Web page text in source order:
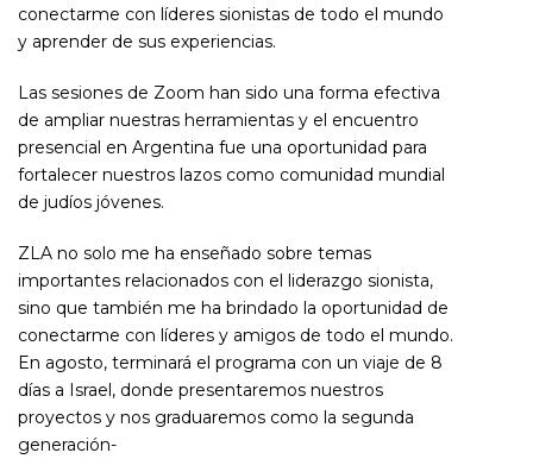
conectarme con líderes sionistas de todo el mundo
y aprender de sus experiencias.
Las sesiones de Zoom han sido una forma efectiva
de ampliar nuestras herramientas y el encuentro
presencial en Argentina fue una oportunidad para
fortalecer nuestros lazos como comunidad mundial
de judíos jóvenes.
ZLA no solo me ha enseñado sobre temas
importantes relacionados con el liderazgo sionista,
sino que también me ha brindado la oportunidad de
conectarme con líderes y amigos de todo el mundo.
En agosto, terminará el programa con un viaje de 8
días a Israel, donde presentaremos nuestros
proyectos y nos graduaremos como la segunda
generación-